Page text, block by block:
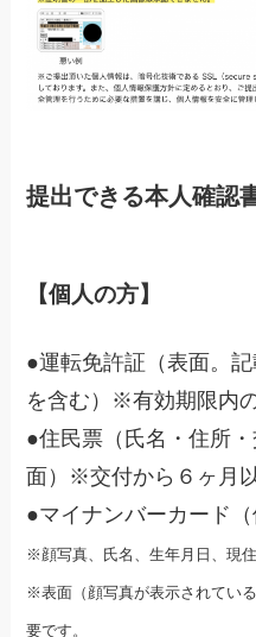
提出できる本人確認
【個人の方】
●運転免許証（表面。
を含む）※有効期限内
●住民票（氏名・住所
面）※交付から６ヶ月
●マイナンバーカード（
※顔写真、氏名、生年月日、現
※表面（顔写真が表示されてい
要です。